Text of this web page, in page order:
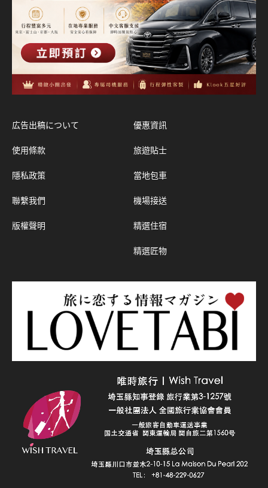
広告出稿について
使用條款
隱私政策
聯繫我們
版權聲明
優惠資訊
旅遊貼士
當地包車
機場接送
精選住宿
精選匠物